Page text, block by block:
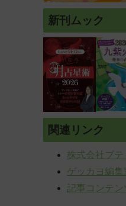
新刊ムック
関連リンク
株式会社ブテ
ゲッカヨ編集
記事コンテ